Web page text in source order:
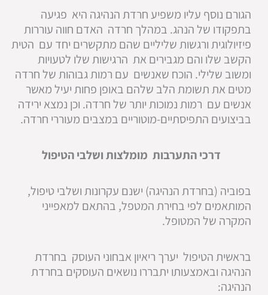
הגורם נוסף עליו משפיע חרדת הנהיגה היא פגיעה
בתפקודו של הנהג. במהלך חרדה האדם חווה עוררות
פיזיולוגית ורגשות שליליים שהם מתקשרים יחד עם הטית
הקשב שלו והם מגבירים את הרגישות שלו לטעויות
ומשוב שלילי. הוכח שאנשים עם רמות גבוהות של חרדה
מטים את תשומת הלב שלהם באופן פחות יעיל מאשר
אנשים עם רמות נמוכות יותר של חרדה. וכן נמצא ירידה
בביצועים התפיסתיים-מוטוריים במצבים מעוררי חרדה.
דרכי התערבות מומלצות ושלבי הטיפול
בפוביה (בחרדת הנהיגה) ישנם עקרונות ושלבי טיפול,
המותאמים לפי בחירת המטפל, בהתאם למאפייני
המקרה של המטופל.
בראשית הטיפול יערך ריאיון אבחוני העוסק בחרדת
הנהיגה ובאמצעותו יתבררו נושאים העוסקים בחרדת
הנהיגה: